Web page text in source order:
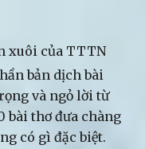
xuôi của TTTN
bản dịch bài
và ngỏ lời từ
bài thơ đưa chàng
có gì đặc biệt.